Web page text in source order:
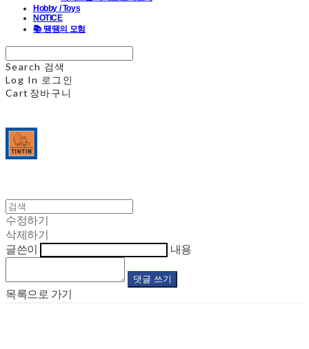
Hobby / Toys
NOTICE
📚 땡땡의 모험
Search 검색
Log In 로그인
Cart 장바구니
수정하기
삭제하기
글쓴이
내용
댓글 쓰기
목록으로 가기